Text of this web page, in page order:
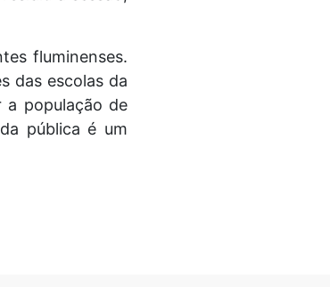
fluminenses.
das escolas da
a população de
pública é um